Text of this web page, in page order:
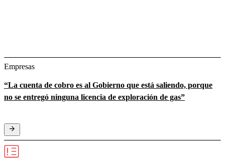
Empresas
“La cuenta de cobro es al Gobierno que está saliendo, porque
no se entregó ninguna licencia de exploración de gas”